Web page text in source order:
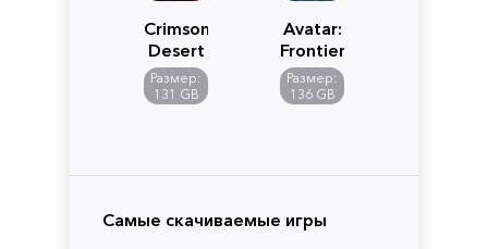
Crimson
Desert
Размер:
131 GB
Avatar:
Frontiers
of
Pandora
Размер:
136 GB
Самые скачиваемые игры